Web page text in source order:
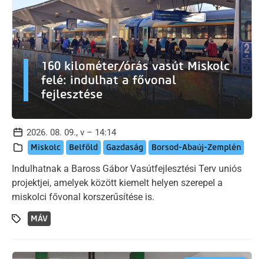
160 kilométer/órás vasút Miskolc
felé: indulhat a fővonal
fejlesztése
2026. 08. 09., v – 14:14
Miskolc Belföld Gazdaság Borsod-Abaúj-Zemplén
Indulhatnak a Baross Gábor Vasútfejlesztési Terv uniós
projektjei, amelyek között kiemelt helyen szerepel a
miskolci fővonal korszerűsítése is.
MÁV